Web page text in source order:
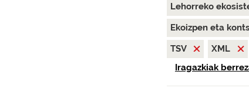
Lehorreko
Ekoizpen eta
TSV
XML
Iragazkiak